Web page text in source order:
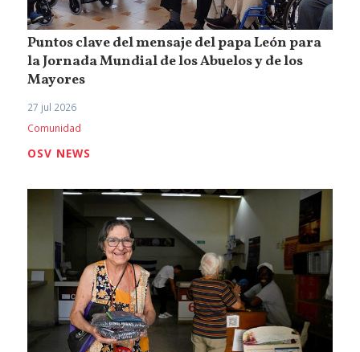
Puntos clave del mensaje del papa León para
la Jornada Mundial de los Abuelos y de los
Mayores
27 jul 2026
Comunidad
OSV NEWS